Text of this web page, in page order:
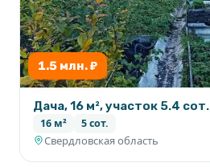
1.5 млн. ₽
Дача, 16 м², участок 5.4 сот.
16 м² 5 сот.
Свердловская область